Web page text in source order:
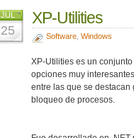
JUL
25
XP-Utilities
Software, Windows
XP-Utilities es un
opciones muy
entre las que se
bloqueo de procesos.